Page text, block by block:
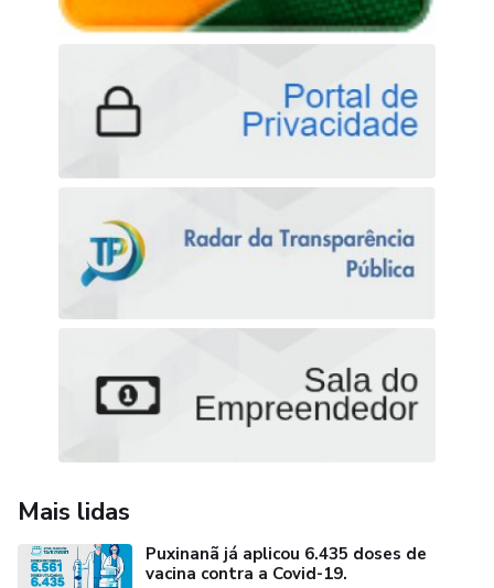
Mais lidas
Puxinanã já aplicou 6.435 doses de
vacina contra a Covid-19.